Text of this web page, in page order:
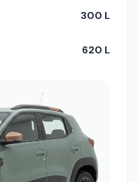
300 L
620 L